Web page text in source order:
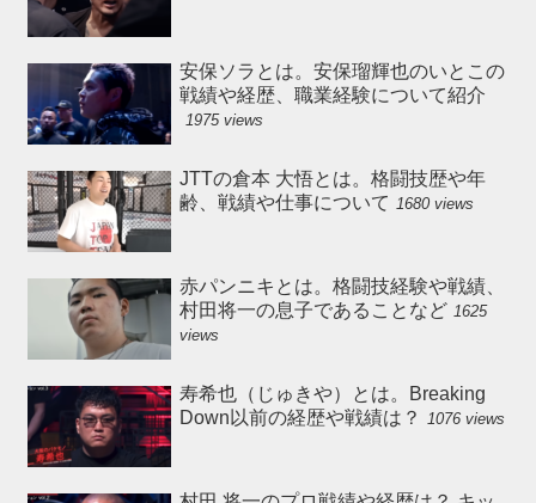
安保ソラとは。安保瑠輝也のいとこの
戦績や経歴、職業経験について紹介
1975 views
JTTの倉本 大悟とは。格闘技歴や年
齢、戦績や仕事について 1680 views
赤パンニキとは。格闘技経験や戦績、
村田将一の息子であることなど 1625
views
寿希也（じゅきや）とは。Breaking
Down以前の経歴や戦績は？ 1076 views